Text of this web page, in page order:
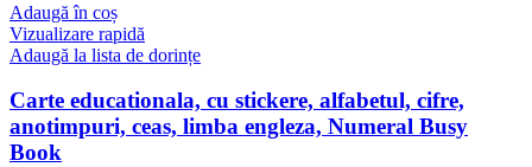
Adaugă în coș
Vizualizare rapidă
Adaugă la lista de dorințe
Carte educationala, cu stickere, alfabetul, cifre,
anotimpuri, ceas, limba engleza, Numeral Busy
Book